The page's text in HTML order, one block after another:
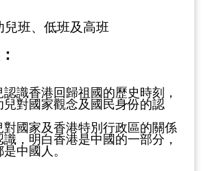
兒班、低班及高班
認識香港回歸祖國的歷史時刻，
兒對國家觀念及國民身份的認
對國家及香港特別行政區的關係
識，明白香港是中國的一部分，
中國人。